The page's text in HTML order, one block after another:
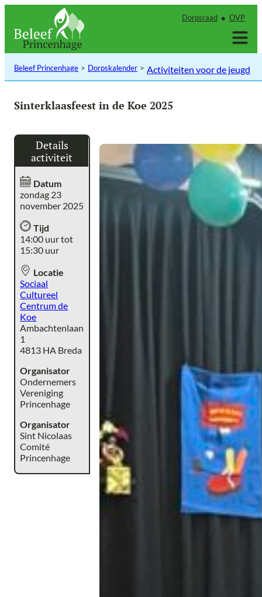
inhoud
Dorpsraad OVP
Beleef Princenhage Dorpskalender Activiteiten voor de jeugd
Sinterklaasfeest in de Koe 2025
Details
activiteit
Datum
zondag 23
november 2025
Tijd
14:00 uur tot
15:30 uur
Locatie
Sociaal
Cultureel
Centrum de
Koe
Ambachtenlaan
1
4813 HA Breda
Organisator
Ondernemers
Vereniging
Princenhage
Organisator
Sint Nicolaas
Comité
Princenhage